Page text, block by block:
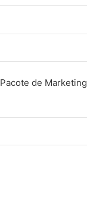
Pacote de Marketing